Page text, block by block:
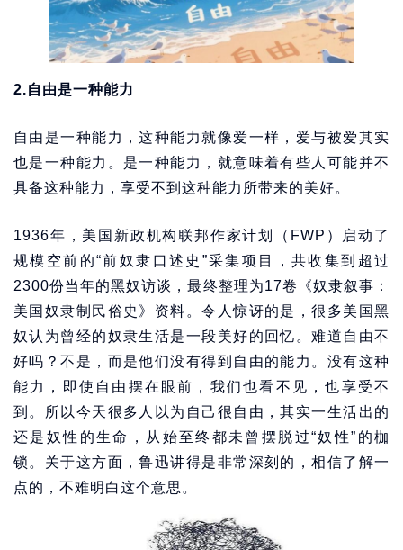
2.自由是一种能力
自由是一种能力，这种能力就像爱一样，爱与被爱其实
也是一种能力。是一种能力，就意味着有些人可能并不
具备这种能力，享受不到这种能力所带来的美好。
1936年，美国新政机构联邦作家计划（FWP）启动了
规模空前的“前奴隶口述史”采集项目，共收集到超过
2300份当年的黑奴访谈，最终整理为17卷《奴隶叙事：
美国奴隶制民俗史》资料。令人惊讶的是，很多美国黑
奴认为曾经的奴隶生活是一段美好的回忆。难道自由不
好吗？不是，而是他们没有得到自由的能力。没有这种
能力，即使自由摆在眼前，我们也看不见，也享受不
到。所以今天很多人以为自己很自由，其实一生活出的
还是奴性的生命，从始至终都未曾摆脱过“奴性”的枷
锁。关于这方面，鲁迅讲得是非常深刻的，相信了解一
点的，不难明白这个意思。